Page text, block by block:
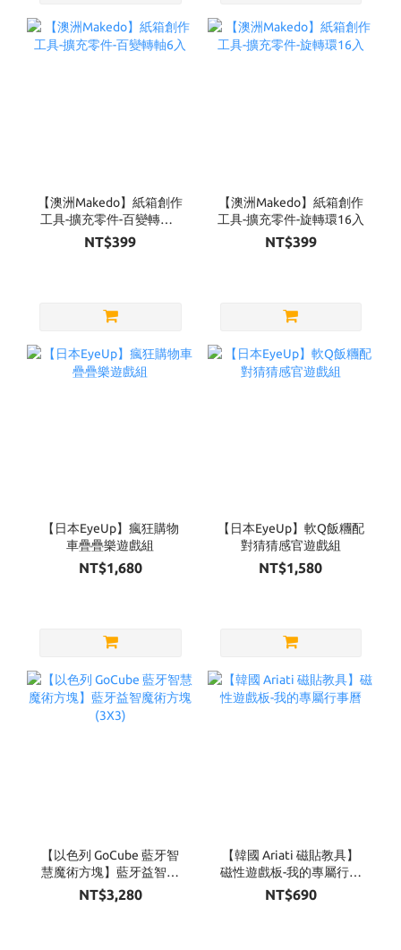
【澳洲Makedo】紙箱創作
工具-擴充零件-百變轉軸6
入
NT$399
【澳洲Makedo】紙箱創作
工具-擴充零件-旋轉環16入
NT$399
【日本EyeUp】瘋狂購物
車疊疊樂遊戲組
NT$1,680
【日本EyeUp】軟Q飯糰配
對猜猜感官遊戲組
NT$1,580
【以色列 GoCube 藍牙智
慧魔術方塊】藍牙益智魔
術方塊(3X3)
NT$3,280
【韓國 Ariati 磁貼教具】
磁性遊戲板-我的專屬行事
曆
NT$690